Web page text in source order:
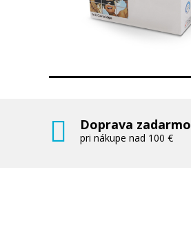
Doprava zadarmo
pri nákupe nad 100 €